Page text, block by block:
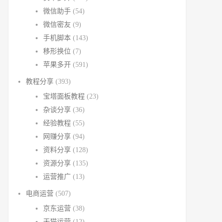
微信助手 (54)
微信密友 (9)
手机脚本 (143)
移形换位 (7)
苹果多开 (591)
教程分享 (393)
宝塔面板教程 (23)
杂谈分享 (36)
经验教程 (55)
网赚分享 (94)
资料分享 (128)
资源分享 (135)
运营推广 (13)
电商运营 (507)
京东运营 (38)